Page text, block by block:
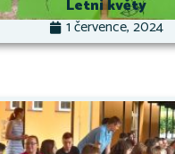
Letní květy
1 července, 2024